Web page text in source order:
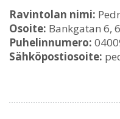
Ravintolan nimi:
Osoite: Bankgatan 6,
Puhelinnumero:
Sähköpostiosoite: